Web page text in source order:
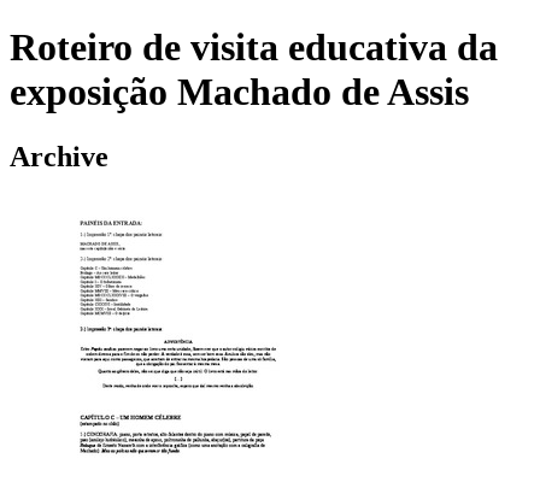
Roteiro de visita educativa da
exposição Machado de Assis
Archive